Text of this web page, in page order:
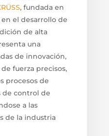
, fundada en
en el desarrollo de
de alta
una
de innovación,
fuerza precisos,
procesos de
de control de
a las
de la industria